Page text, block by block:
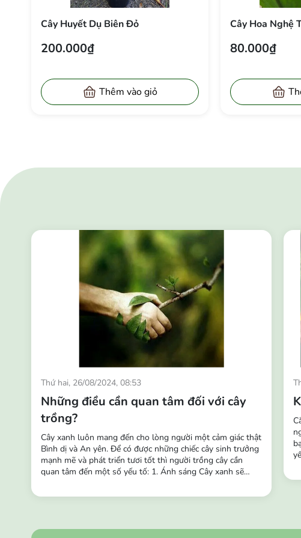
Cây Huyết Dụ Biên Đỏ
200.000₫
Thêm vào giỏ
Cây Hoa Nghệ
80.000₫
Thứ hai, 26/08/2024, 08:53
Những điều cần quan tâm đối với cây
trồng?
Cây xanh luôn mang đến cho lòng người một cảm giác thật
Bình dị và An yên. Để có được những chiếc cây sinh trưởng
mạnh mẽ và phát triển tươi tốt thì người trồng cây cần
quan tâm đến một số yếu tố: 1. Ánh sáng Cây xanh sẽ
theo thời gian chúng cũng sẽ thích nghi với các môi trường